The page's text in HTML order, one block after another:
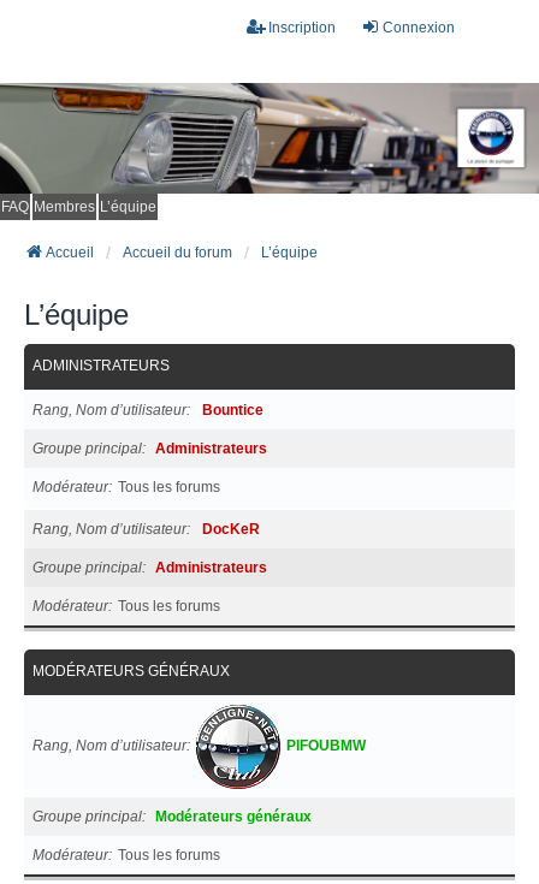
Connexion
Inscription
FAQ Membres L’équipe
Accueil Accueil du forum L’équipe
L’équipe
ADMINISTRATEURS
Rang, Nom d’utilisateur Bountice
Groupe principal Administrateurs
Modérateur Tous les forums
Rang, Nom d’utilisateur DocKeR
Groupe principal Administrateurs
Modérateur Tous les forums
MODÉRATEURS GÉNÉRAUX
Rang, Nom d’utilisateur PIFOUBMW
Groupe principal Modérateurs généraux
Modérateur Tous les forums